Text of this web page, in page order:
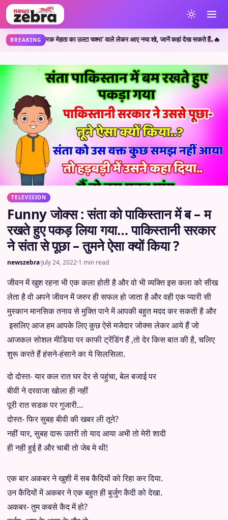
BREAKING
‘तारक मेहता का उल्टा चश्मा’ वाले लेकर आए नया शो, जानें कहां देख सकते हैं•🔥 CJP
TELEVISION
Funny जोक्स : संता को पाकिस्तान में ब – म
रखते हुए पकड़ लिया गया… पाकिस्तानी सरकार
ने संता से पूछा – तुमने ऐसा क्यों किया ?
newszebra·July 24, 2022·1 min read
जीवन में खुश रहना भी एक कला होती है और वो भी व्यक्ति इस कला को सीख
लेता है वो अपने जीवन में जरुर ही सफल हो जाता है और वही एक प्यारी सी
मुस्कान मानसिक तनाव से मुक्ति पाने में आपकी बहुत मदद कर सकती है और
इसलिए आज हम आपके लिए कुछ ऐसे मजेदार जोक्स लेकर आये हैं जो
आजकल सोशल मीडिया पर काफी ट्रेंडिंग हैं ,तो देर किस बात की है, चलिए
शुरू करते हैं हंसने-हंसाने का ये सिलसिला.
दो दोस्त- यार कल रात घर देर से पहुंचा, बेल बजाई पर
बीवी ने दरवाजा खोला ही नहीं
पूरी रात सडक पर गुजारी…
दोस्त- फिर सुबह बीवी की खबर ली तूने?
नहीं यार, सुबह दारू उतरी तो याद आया अभी तो मेरी शादी
ही नही हुई है और चाबी तो जेब मे थी!
एक बार अकबर ने खुशी में सब कैदियों को रिहा कर दिया.
उन कैदियों में अकबर ने एक बहुत ही बुर्जुग कैदी को देखा.
अकबर- तुम कबसे कैद में हो?